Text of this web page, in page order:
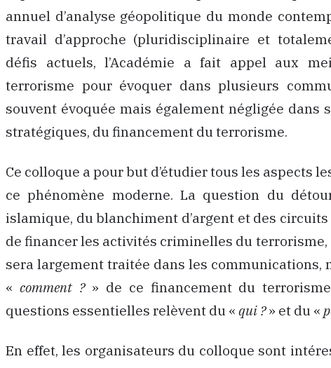
annuel d’analyse géopolitique du monde
travail d’approche (pluridisciplinaire et
défis actuels, l’Académie a fait appel aux
terrorisme pour évoquer dans plusieurs
souvent évoquée mais également négligée dans
stratégiques, du financement du terrorisme.
Ce colloque a pour but d’étudier tous les aspects
ce phénomène moderne. La question du
islamique, du blanchiment d’argent et des
de financer les activités criminelles du
sera largement traitée dans les communications,
« comment ?» de ce financement du
questions essentielles relèvent du « qui ?» et du «
En effet, les organisateurs du colloque sont